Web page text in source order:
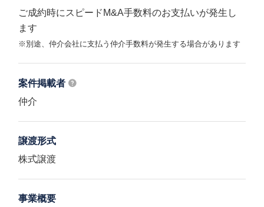
ご成約時にスピードM&A手数料のお支払いが発生し
ます
※別途、仲介会社に支払う仲介手数料が発生する場合があります
案件掲載者
仲介
譲渡形式
株式譲渡
事業概要